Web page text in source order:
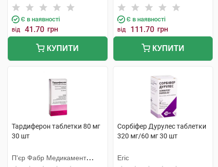
Є в наявності
від 41.70 грн
КУПИТИ
Є в наявності
від 111.70 грн
КУПИТИ
Тардиферон таблетки 80 мг
30 шт
П'єр Фабр Медикамент
Сорбіфер Дурулес таблетки
320 мг/60 мг 30 шт
Егіс